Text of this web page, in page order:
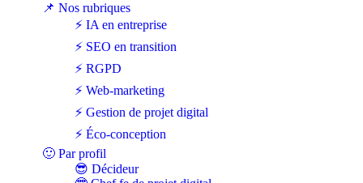
navigation📌 Nos rubriques
⚡ IA en entreprise
⚡ SEO en transition
⚡ RGPD
⚡ Web-marketing
⚡ Gestion de projet digital
⚡ Éco-conception
🙂 Par profil
😎 Décideur